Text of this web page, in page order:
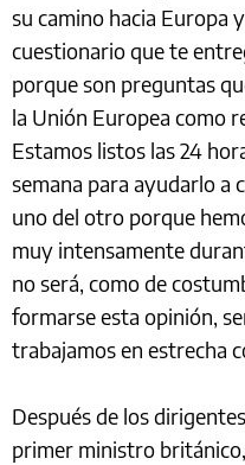
su camino hacia Europa
cuestionario que te
porque son preguntas
la Unión Europea como
Estamos listos las 24
semana para ayudarlo a
uno del otro porque
muy intensamente
no será, como de
formarse esta opinión,
trabajamos en estrecha
Después de los
primer ministro